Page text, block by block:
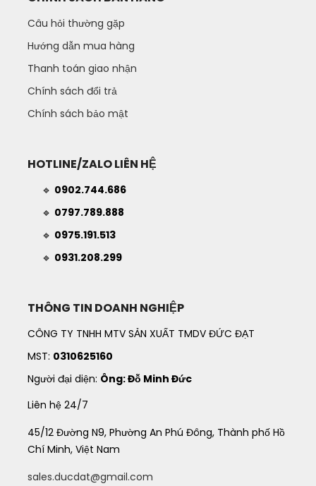
Câu hỏi thường gặp
Hướng dẫn mua hàng
Thanh toán giao nhận
Chính sách đổi trả
Chính sách bảo mật
HOTLINE/ZALO LIÊN HỆ
🔹 0902.744.686
🔹 0797.789.888
🔹 0975.191.513
🔹 0931.208.299
THÔNG TIN DOANH NGHIỆP
CÔNG TY TNHH MTV SẢN XUẤT TMDV ĐỨC ĐẠT
MST: 0310625160
Người đại diện: Ông: Đỗ Minh Đức
Liên hệ 24/7
45/12 Đường N9, Phường An Phú Đông, Thành phố Hồ
Chí Minh, Việt Nam
sales.ducdat@gmail.com